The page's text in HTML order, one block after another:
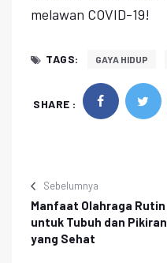
melawan COVID-19!
TAGS: GAYA HIDUP
SHARE :
Sebelumnya
Manfaat Olahraga Rutin
untuk Tubuh dan Pikiran
yang Sehat